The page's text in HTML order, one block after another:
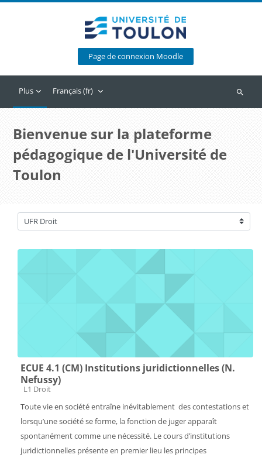
Page de connexion Moodle
Plus Français ‎(fr)‎
Bienvenue sur la plateforme
pédagogique de l'Université de
Toulon
Catégories de cours
ECUE 4.1 (CM) Institutions juridictionnelles (N.
Nefussy)
Catégorie de cours
L1 Droit
Toute vie en société entraîne inévitablement des contestations et
lorsqu’une société se forme, la fonction de juger apparaît
spontanément comme une nécessité. Le cours d’institutions
juridictionnelles présente en premier lieu les principes